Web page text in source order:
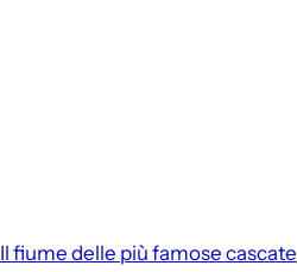
Il fiume delle più famose cascate